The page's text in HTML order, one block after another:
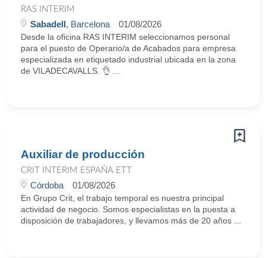
RAS INTERIM
Sabadell, Barcelona 01/08/2026
Desde la oficina RAS INTERIM seleccionamos personal
para el puesto de Operario/a de Acabados para empresa
especializada en etiquetado industrial ubicada en la zona
de VILADECAVALLS. 👌 ...
Auxiliar de producción
CRIT INTERIM ESPAÑA ETT
Córdoba 01/08/2026
En Grupo Crit, el trabajo temporal es nuestra principal
actividad de negocio. Somos especialistas en la puesta a
disposición de trabajadores, y llevamos más de 20 años ...